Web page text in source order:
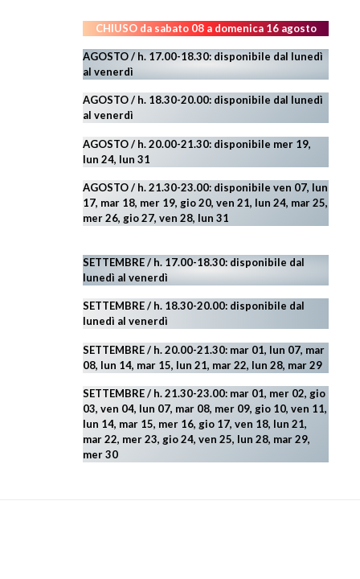
CHIUSO da sabato 08 a domenica 16 agosto
AGOSTO / h. 17.00-18.30: disponibile dal lunedì
al venerdì
AGOSTO/ h. 18.30-20.00: disponibile dal lunedì
al venerdì
AGOSTO / h. 20.00-21.30: disponibile mer 19,
lun 24, lun 31
AGOSTO/ h. 21.30-23.00: disponibile ven 07, lun
17, mar 18, mer 19, gio 20, ven 21, lun 24, mar 25,
mer 26, gio 27, ven 28, lun 31
SETTEMBRE / h. 17.00-18.30: disponibile dal
lunedì al venerdì
SETTEMBRE / h. 18.30-20.00: disponibile dal
lunedì al venerdì
SETTEMBRE / h. 20.00-21.30: mar 01, lun 07, mar
08, lun 14, mar 15, lun 21, mar 22, lun 28, mar 29
SETTEMBRE / h. 21.30-23.00: mar 01, mer 02, gio
03, ven 04, lun 07, mar 08, mer 09, gio 10, ven 11,
lun 14, mar 15, mer 16, gio 17, ven 18, lun 21,
mar 22, mer 23, gio 24, ven 25, lun 28, mar 29,
mer 30